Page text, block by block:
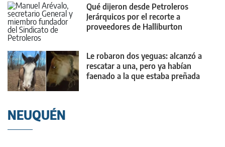
Qué dijeron desde Petroleros
Jerárquicos por el recorte a
proveedores de Halliburton
Le robaron dos yeguas: alcanzó a
rescatar a una, pero ya habían
faenado a la que estaba preñada
NEUQUÉN